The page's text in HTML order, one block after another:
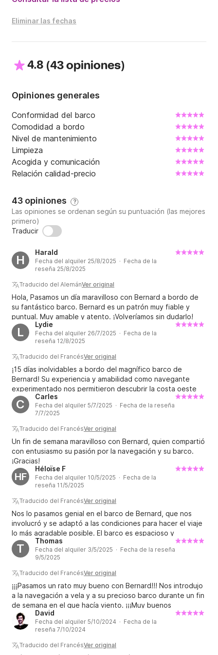
grande.
Eliminar las fechas
4.8 (43 opiniones)
Opiniones generales
Conformidad del barco
Comodidad a bordo
Nivel de mantenimiento
Limpieza
Acogida y comunicación
Relación calidad-precio
43 opiniones ?
Las opiniones se ordenan según su puntuación (las mejores
primero)
Traducir
H
Harald
Fecha del alquiler 25/8/2025 · Fecha de la
reseña 25/8/2025
Traducido del AlemánVer original
Hola, Pasamos un día maravilloso con Bernard a bordo de
su fantástico barco. Bernard es un patrón muy fiable y
puntual. Muy amable y atento. ¡Volveríamos sin dudarlo!
Harald
L
Lydie
Fecha del alquiler 26/7/2025 · Fecha de la
reseña 12/8/2025
Traducido del FrancésVer original
¡15 días inolvidables a bordo del magnífico barco de
Bernard! Su experiencia y amabilidad como navegante
experimentado nos permitieron descubrir la costa oeste
de Córcega en su máxima expresión. ¡Gracias de nuevo
por todo y esperamos veros pronto! Lydie, Alex, Augustin y
Céleste.
C
Carles
Fecha del alquiler 5/7/2025 · Fecha de la reseña
7/7/2025
Traducido del FrancésVer original
Un fin de semana maravilloso con Bernard, quien compartió
con entusiasmo su pasión por la navegación y su barco.
¡Gracias!
HF
Héloïse F
Fecha del alquiler 10/5/2025 · Fecha de la
reseña 11/5/2025
Traducido del FrancésVer original
Nos lo pasamos genial en el barco de Bernard, que nos
involucró y se adaptó a las condiciones para hacer el viaje
lo más agradable posible. El barco es espacioso y
funcional, no nos faltó nada. Gracias Bernard por tu
amabilidad y profesionalismo y perdón por no haber
logrado atrapar la cuerda :)
T
Thomas
Fecha del alquiler 3/5/2025 · Fecha de la reseña
9/5/2025
Traducido del FrancésVer original
¡¡¡Pasamos un rato muy bueno con Bernard!!! Nos introdujo
a la navegación a vela y a su precioso barco durante un fin
de semana en el que hacía viento. ¡¡¡Muy buenos
recuerdos para todos!!!
David
Fecha del alquiler 5/10/2024 · Fecha de la
reseña 7/10/2024
Traducido del FrancésVer original